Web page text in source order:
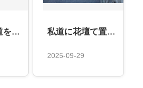
持合いの私道をアスファルト舗装をしたい。近隣の同意はどこまで必要か？？ 私道に花壇て置いて良いの？大原則はいったいどうなってるの？
2025-09-29